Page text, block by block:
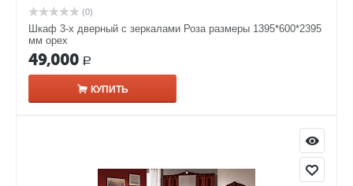
(0)
Шкаф 3-х дверный с зеркалами Роза размеры 1395*600*2395
мм орех
49,000 Р
КУПИТЬ